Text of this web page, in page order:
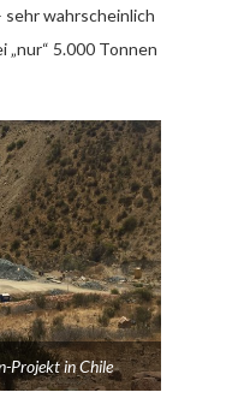
wahrscheinlich
„nur“ 5.000 Tonnen
Projekt in Chile